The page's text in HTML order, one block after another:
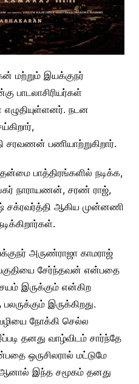
மற்றும் இயக்குநர்
பாடலாசிரியர்கள்
நடன
சரவணன் பணியாற்றுகிறார்.
பாத்திரங்களில் நடிக்க,
நாராயணன், சரண் ராஜ்,
சக்ரவர்த்தி ஆகிய முன்னணி
அருண்ராஜா காமராஜ்
சேர்ந்தவன் என்பதை
இருக்கும் என்கிற
இருக்கிறது.
நோக்கி செல்ல
தனது வாழ்விடம் சார்ந்தே
ஒருசிலரால் மட்டுமே
ஆனால் இந்த சமூகம் தனது